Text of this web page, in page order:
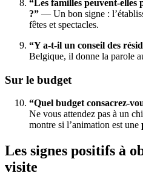
“Les familles peuvent-elles
?” — Un bon signe :
fêtes et spectacles.
“Y a-t-il un conseil des
Belgique, il donne la parole
Sur le budget
“Quel budget consacrez-
Ne vous attendez pas à un
montre si l’animation est une
Les signes positifs à
visite